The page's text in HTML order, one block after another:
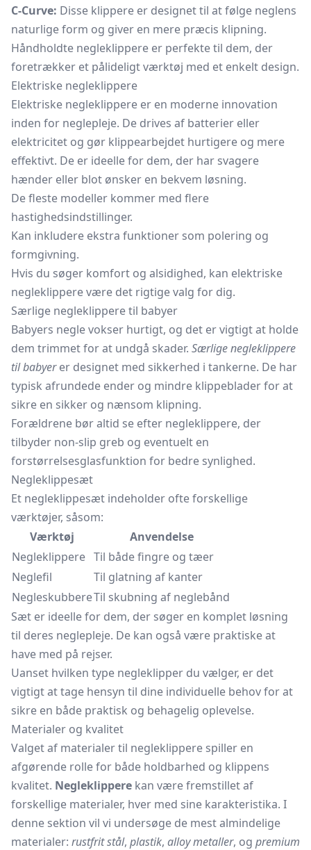
C-Curve: Disse klippere er designet til at følge neglens
naturlige form og giver en mere præcis klipning.
Håndholdte negleklippere er perfekte til dem, der
foretrækker et pålideligt værktøj med et enkelt design.
Elektriske negleklippere
Elektriske negleklippere er en moderne innovation
inden for neglepleje. De drives af batterier eller
elektricitet og gør klippearbejdet hurtigere og mere
effektivt. De er ideelle for dem, der har svagere
hænder eller blot ønsker en bekvem løsning.
De fleste modeller kommer med flere
hastighedsindstillinger.
Kan inkludere ekstra funktioner som polering og
formgivning.
Hvis du søger komfort og alsidighed, kan elektriske
negleklippere være det rigtige valg for dig.
Særlige negleklippere til babyer
Babyers negle vokser hurtigt, og det er vigtigt at holde
dem trimmet for at undgå skader. Særlige negleklippere
til babyerer designet med sikkerhed i tankerne. De har
typisk afrundede ender og mindre klippeblader for at
sikre en sikker og nænsom klipning.
Forældrene bør altid se efter negleklippere, der
tilbyder non-slip greb og eventuelt en
forstørrelsesglasfunktion for bedre synlighed.
Negleklippesæt
Et negleklippesæt indeholder ofte forskellige
værktøjer, såsom:
Værktøj
Anvendelse
Negleklippere Til både fingre og tæer
Neglefil
Til glatning af kanter
NegleskubbereTil skubning af neglebånd
Sæt er ideelle for dem, der søger en komplet løsning
til deres neglepleje. De kan også være praktiske at
have med på rejser.
Uanset hvilken type negleklipper du vælger, er det
vigtigt at tage hensyn til dine individuelle behov for at
sikre en både praktisk og behagelig oplevelse.
Materialer og kvalitet
Valget af materialer til negleklippere spiller en
afgørende rolle for både holdbarhed og klippens
kvalitet. Negleklippere kan være fremstillet af
forskellige materialer, hver med sine karakteristika. I
denne sektion vil vi undersøge de mest almindelige
materialer: rustfrit stål, plastik, alloy metaller, og premium